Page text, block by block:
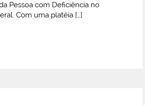
Pessoa com Deficiência no
Com uma platéia […]